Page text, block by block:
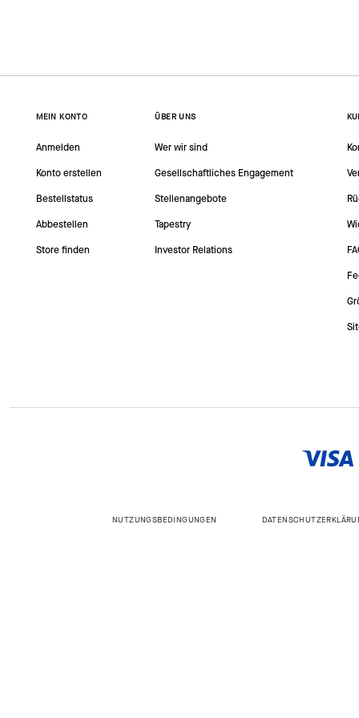
MEIN KONTO
Anmelden
Konto erstellen
Bestellstatus
Abbestellen
Store finden
ÜBER UNS
Wer wir sind
Gesellschaftliches Engagement
Stellenangebote
Tapestry
Investor Relations
NUTZUNGSBEDINGUNGEN